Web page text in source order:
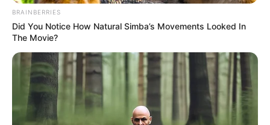
TEMAS RELACIONADOS
COPA LIBERTADORES
ATLÉTICO NACIONAL
AUTORIDADES
DEPORTES
BRAINBERRIES
Did You Notice How Natural Simba’s Movements Looked In
The Movie?